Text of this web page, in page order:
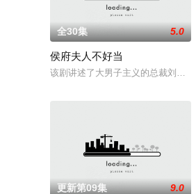
全30集 5.0
侯府夫人不好当
该剧讲述了大男子主义的总裁刘习
更新第09集 9.0